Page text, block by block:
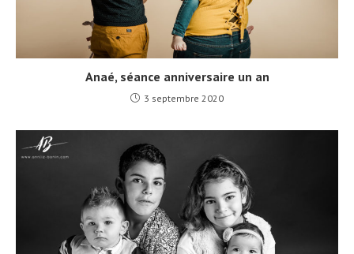
Anaé, séance anniversaire un an
3 septembre 2020